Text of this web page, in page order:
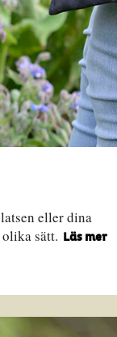
eller dina
sätt. Läs mer